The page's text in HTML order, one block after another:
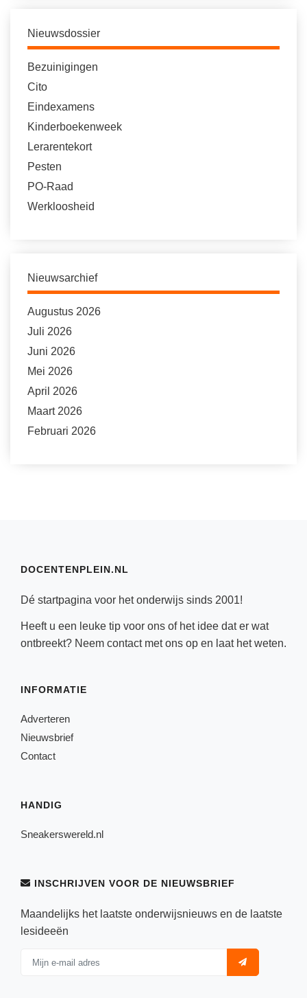
Nieuwsdossier
Bezuinigingen
Cito
Eindexamens
Kinderboekenweek
Lerarentekort
Pesten
PO-Raad
Werkloosheid
Nieuwsarchief
Augustus 2026
Juli 2026
Juni 2026
Mei 2026
April 2026
Maart 2026
Februari 2026
DOCENTENPLEIN.NL
Dé startpagina voor het onderwijs sinds 2001!
Heeft u een leuke tip voor ons of het idee dat er wat
ontbreekt? Neem contactmet ons op en laat het weten.
INFORMATIE
Adverteren
Nieuwsbrief
Contact
HANDIG
Sneakerswereld.nl
INSCHRIJVEN VOOR DE NIEUWSBRIEF
Maandelijks het laatste onderwijsnieuws en de laatste
lesideeën